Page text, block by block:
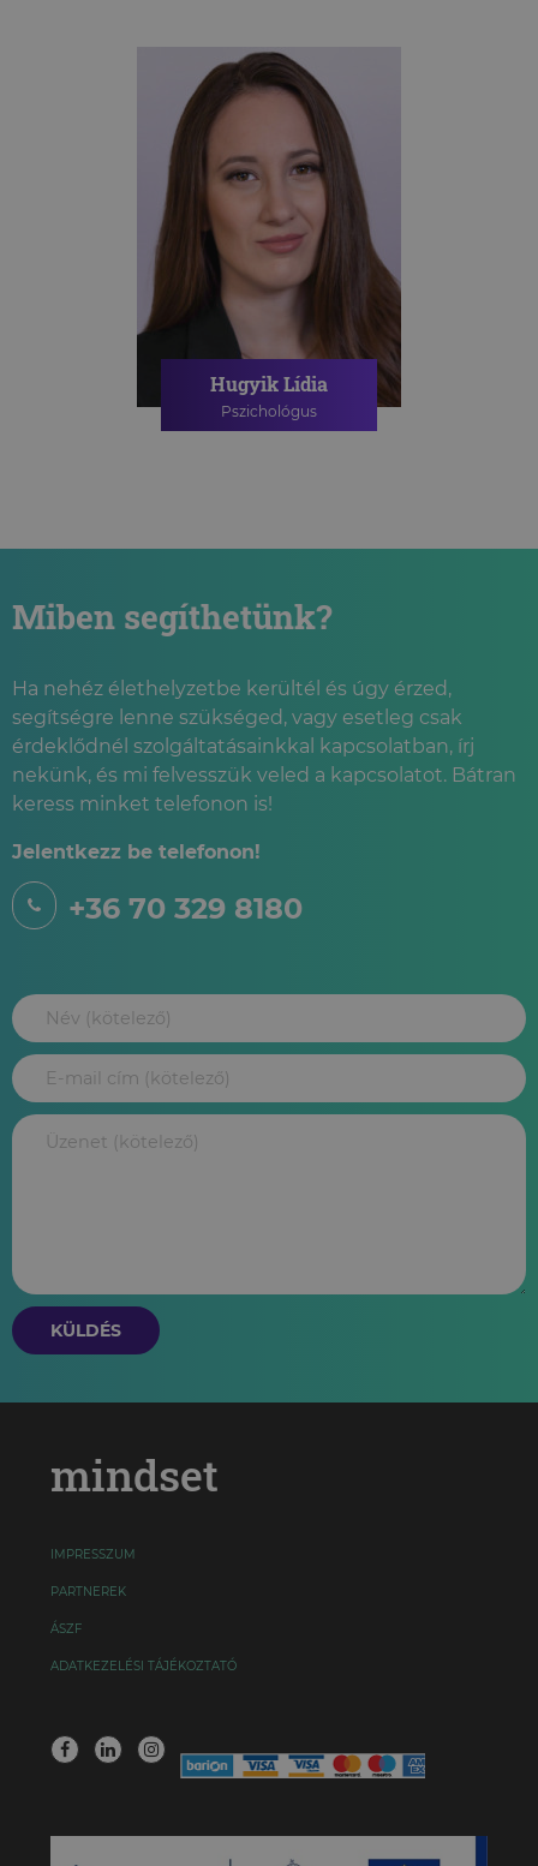
SZEXUÁLPSZICHOLÓGIAI
TANÁCSADÁS
SZEXUÁLPSZICHOLÓGIAI
CSOPORTOS TANÁCSADÁS
Hugyik Lídia
Pszichológus
Miben segíthetünk?
Ha nehéz élethelyzetbe kerültél és úgy érzed,
segítségre lenne szükséged, vagy esetleg csak
érdeklődnél szolgáltatásainkkal kapcsolatban, írj
nekünk, és mi felvesszük veled a kapcsolatot. Bátran
keress minket telefonon is!
Jelentkezz be telefonon!
+36 70 329 8180
KÜLDÉS
mindset
IMPRESSZUM
PARTNEREK
ÁSZF
ADATKEZELÉSI TÁJÉKOZTATÓ